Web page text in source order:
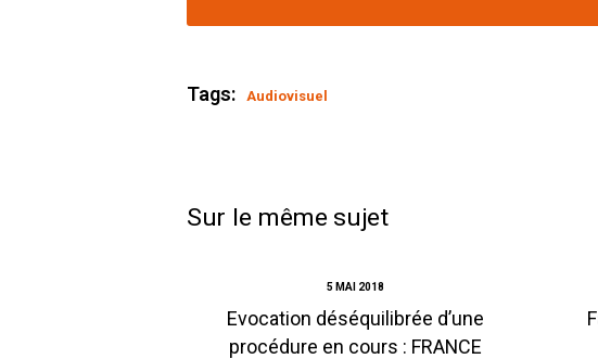
Tags: Audiovisuel
Sur le même sujet
5 MAI 2018
Evocation déséquilibrée d’une
procédure en cours : FRANCE